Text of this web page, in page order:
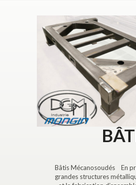
Bâtis Mécanosoudés En
grandes structures